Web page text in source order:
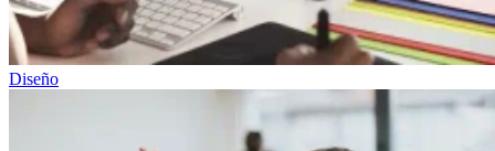
Diseño